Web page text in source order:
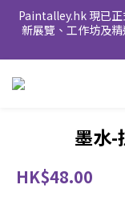
Paintalley.hk 現已正
新展覽、工作坊及
墨水
HK$48.00